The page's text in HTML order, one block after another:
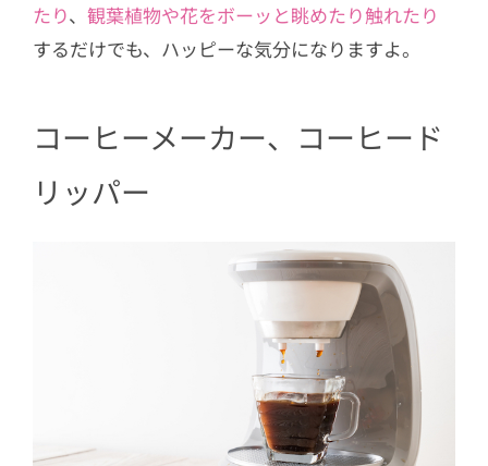
たり、 観葉植物や花をボーッと眺めたり触れたり
するだけでも、ハッピーな気分になりますよ。
コーヒーメーカー、コーヒード
リッパー